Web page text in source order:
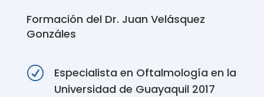
Formación del Dr. Juan Velásquez
Gonzáles
R
Especialista en Oftalmología en la
Universidad de Guayaquil 2017